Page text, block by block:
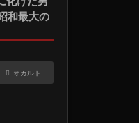
和最大の
オカルト